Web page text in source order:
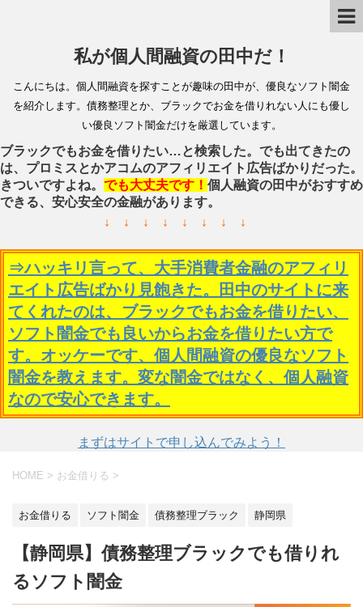
私が個人間融資の田中だ！
こんにちは。個人間融資を探すことが趣味の田中が、優良なソフト闇金
を紹介します。債務整理とか、ブラックでお金を借りれない人にも優し
い優良ソフト闇金だけを厳選しています。
ブラックでもお金を借りたい…と検索した。でも出てきたの
は、プロミスとかアコムのアフィリエイト広告ばかりだった。
きついですよね。 でも大丈夫です！ 個人融資の田中がおすすめ
できる、安心安全の金融があります。
↓ ↓ ↓ ↓ ↓ ↓ ↓ ↓
⇒ハッキリ言って、大手消費者金融のアフィリ
エイト広告ばかり見飽きた。田中のサイトに来
てくれたのは、ブラックでもお金を借りたい、
ソフト闇金でも良いからお金を借りたい方で
す。オッケーです、個人間融資の優良なソフト
闇金を教えます。変な闇金ではなく、個人融資
なので安心できます。
まずはサイトで申し込んでみよう！
HOME > お金借りる >
お金借りる ソフト闇金 債務整理ブラック 静岡県
【静岡県】債務整理ブラックでも借りれ
るソフト闇金